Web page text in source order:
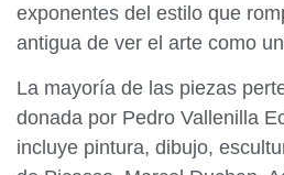
exponentes del estilo que
antigua de ver el arte como
La mayoría de las piezas
donada por Pedro Vallenilla
incluye pintura, dibujo,